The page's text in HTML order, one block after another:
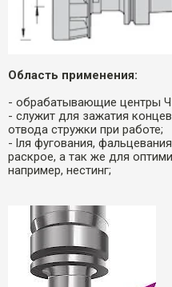
Область применения:
- обрабатывающие центры
- служит для зажатия
отвода стружки при работе;
- lля фугования,
раскрое, а так же для
например, нестинг;